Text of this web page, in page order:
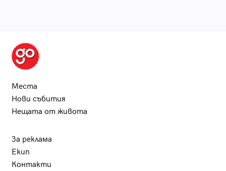
Места
Нови събития
Нещата от живота
За реклама
Екип
Контакти